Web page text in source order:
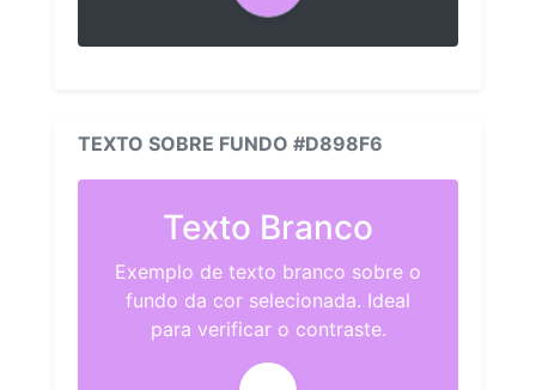
TEXTO SOBRE FUNDO #D898F6
Texto Branco
Exemplo de texto branco sobre o
fundo da cor selecionada. Ideal
para verificar o contraste.